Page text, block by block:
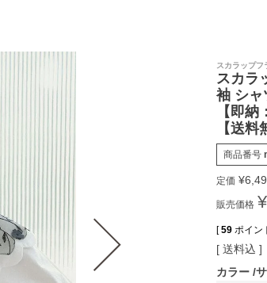
スカラップ
スカラ
袖 シャ
【即
【送
商品番号
定価 ¥
販売価格 ¥
[ 59 ポイン
送料込
カラー